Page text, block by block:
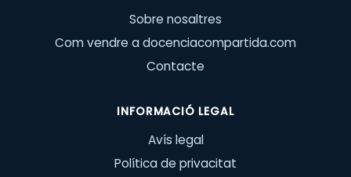
Sobre nosaltres
Com vendre a docenciacompartida.com
Contacte
INFORMACIÓ LEGAL
Avís legal
Política de privacitat